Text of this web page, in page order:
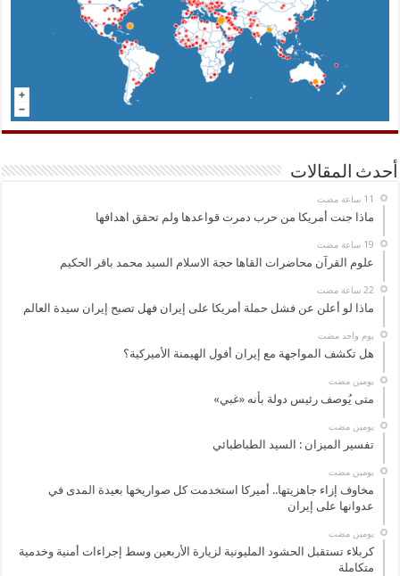
أحدث المقالات
ماذا جنت أمريكا من حرب دمرت قواعدها ولم تحقق اهدافها
علوم القرآن محاضرات القاها حجة الاسلام السيد محمد باقر الحكيم
ماذا لو أعلن عن فشل حملة أمريكا على إيران فهل تصبح إيران سيدة العالم
‏يوم واحد مضت
هل تكشف المواجهة مع إيران أفول الهيمنة الأميركية؟
‏يومين مضت
متى يُوصف رئيس دولة بأنه «غبي»
‏يومين مضت
تفسير الميزان : السيد الطباطبائي
‏يومين مضت
مخاوف إزاء جاهزيتها.. أميركا استخدمت كل صواريخها بعيدة المدى في
عدوانها على إيران
‏يومين مضت
كربلاء تستقبل الحشود المليونية لزيارة الأربعين وسط إجراءات أمنية وخدمية
متكاملة